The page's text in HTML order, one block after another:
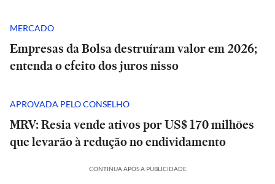
MERCADO
Empresas da Bolsa destruíram valor em 2026;
entenda o efeito dos juros nisso
APROVADA PELO CONSELHO
MRV: Resia vende ativos por US$ 170 milhões
que levarão à redução no endividamento
CONTINUA APÓS A PUBLICIDADE